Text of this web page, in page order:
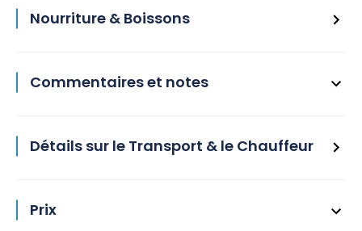
Nourriture & Boissons
Commentaires et notes
Détails sur le Transport & le Chauffeur
Prix